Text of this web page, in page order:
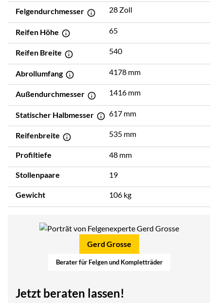
Felgendurchmesser 28 Zoll
Reifen Höhe 65
Reifen Breite 540
Abrollumfang 4178 mm
Außendurchmesser 1416 mm
Statischer Halbmesser 617 mm
Reifenbreite 535 mm
Profiltiefe 48 mm
Stollenpaare 19
Gewicht 106 kg
Gerd Grosse
Berater für Felgen und Kompletträder
Jetzt beraten lassen!